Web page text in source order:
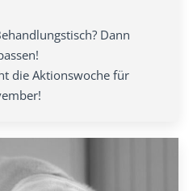
Dann
die Aktionswoche für